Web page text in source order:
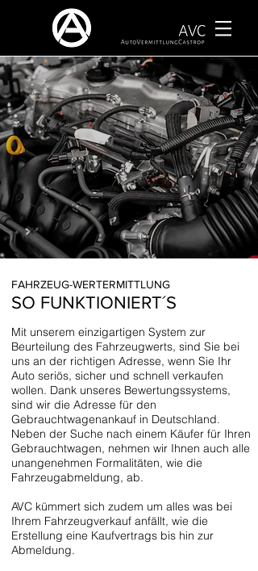
FAHRZEUG-WERTERMITTLUNG
SO FUNKTIONIERT´S
Mit unserem einzigartigen System zur
Beurteilung des Fahrzeugwerts, sind Sie bei
uns an der richtigen Adresse, wenn Sie Ihr
Auto seriös, sicher und schnell verkaufen
wollen. Dank unseres Bewertungssystems,
sind wir die Adresse für den
Gebrauchtwagenankauf in Deutschland.
Neben der Suche nach einem Käufer für Ihren
Gebrauchtwagen, nehmen wir Ihnen auch alle
unangenehmen Formalitäten, wie die
Fahrzeugabmeldung, ab.
AVC kümmert sich zudem um alles was bei
Ihrem Fahrzeugverkauf anfällt, wie die
Erstellung eine Kaufvertrags bis hin zur
Abmeldung.